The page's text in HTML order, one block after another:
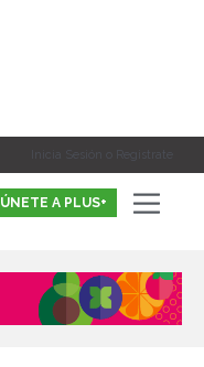
Inicia Sesión o Registrate
ÚNETE A PLUS+